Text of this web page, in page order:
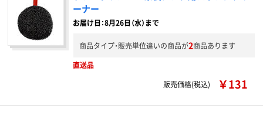
ーナー
お届け日：8月26日（水）まで
商品タイプ・販売単位違いの商品が2商品あります
直送品
販売価格(税込)
￥131